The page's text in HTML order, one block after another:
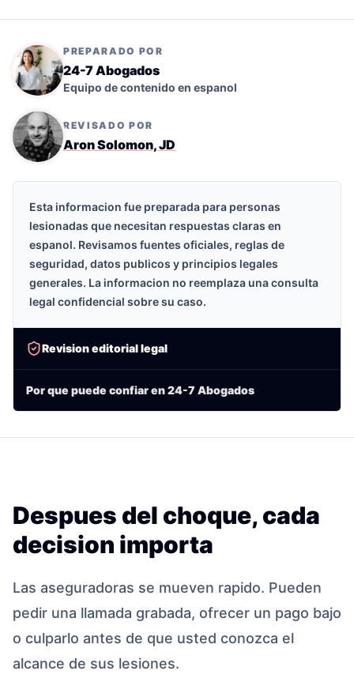
PREPARADO POR
24-7 Abogados
Equipo de contenido en espanol
REVISADO POR
Aron Solomon, JD
Esta informacion fue preparada para personas
lesionadas que necesitan respuestas claras en
espanol. Revisamos fuentes oficiales, reglas de
seguridad, datos publicos y principios legales
generales. La informacion no reemplaza una consulta
legal confidencial sobre su caso.
Revision editorial legal
Por que puede confiar en 24-7 Abogados
Despues del choque, cada
decision importa
Las aseguradoras se mueven rapido. Pueden
pedir una llamada grabada, ofrecer un pago bajo
o culparlo antes de que usted conozca el
alcance de sus lesiones.